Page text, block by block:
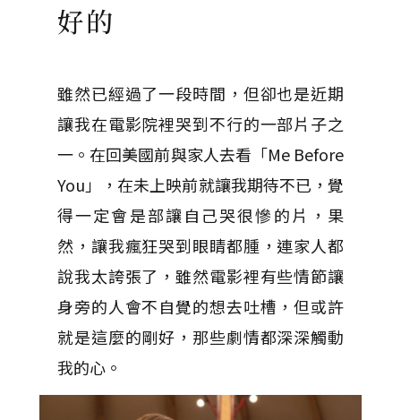
好的
雖然已經過了一段時間，但卻也是近期
讓我在電影院裡哭到不行的一部片子之
一。在回美國前與家人去看「Me Before
You」，在未上映前就讓我期待不已，覺
得一定會是部讓自己哭很慘的片，果
然，讓我瘋狂哭到眼睛都腫，連家人都
說我太誇張了，雖然電影裡有些情節讓
身旁的人會不自覺的想去吐槽，但或許
就是這麼的剛好，那些劇情都深深觸動
我的心。